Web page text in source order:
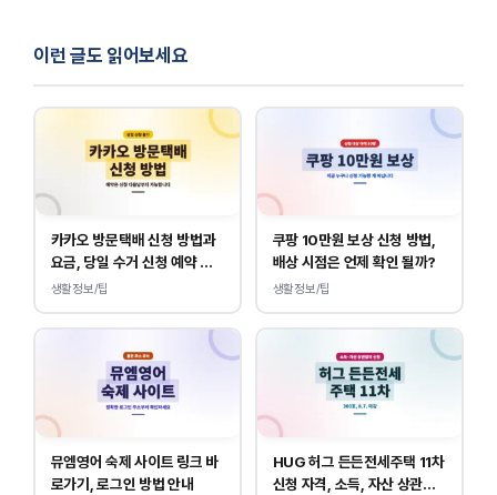
이런 글도 읽어보세요
카카오 방문택배 신청 방법과
요금, 당일 수거 신청 예약 안
내
생활정보/팁
쿠팡 10만원 보상 신청 방법,
배상 시점은 언제 확인 될까?
생활정보/팁
뮤엠영어 숙제 사이트 링크 바
로가기, 로그인 방법 안내
HUG 허그 든든전세주택 11차
신청 자격, 소득, 자산 상관없